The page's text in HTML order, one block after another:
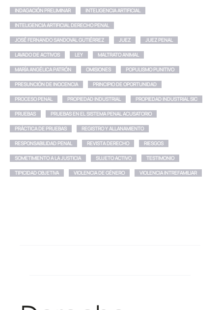
INDAGACIÓN PRELIMINAR INTELIGENCIA ARTIFICIAL
INTELIGENCIA ARTIFICIAL DERECHO PENAL
JOSÉ FERNANDO SANDOVAL GUTIÉRREZ JUEZ JUEZ PENAL
LAVADO DE ACTIVOS LEY MALTRATO ANIMAL
MARÍA ANGÉLICA PATRÓN OMISIONES POPULISMO PUNITIVO
PRESUNCIÓN DE INOCENCIA PRINCIPIO DE OPORTUNIDAD
PROCESO PENAL PROPIEDAD INDUSTRIAL PROPIEDAD INDUSTRIAL SIC
PRUEBAS PRUEBAS EN EL SISTEMA PENAL ACUSATORIO
PRÁCTICA DE PRUEBAS REGISTRO Y ALLANAMIENTO
RESPONSABILIDAD PENAL REVISTA DERECHO RIESGOS
SOMETIMIENTO A LA JUSTICIA SUJETO ACTIVO TESTIMONIO
TIPICIDAD OBJETIVA VIOLENCIA DE GÉNERO VIOLENCIA INTREFAMILIAR